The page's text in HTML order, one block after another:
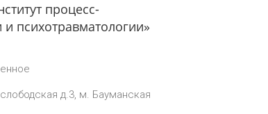
процесс-
психотравматологии»
д.3, м. Бауманская